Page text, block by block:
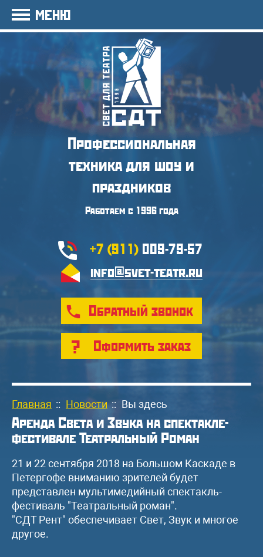
Профессиональная
техника для шоу и
праздников
Работаем с 1996 года
+7 (911) 009-79-57
info@svet-teatr.ru
Обратный звонок
Оформить заказ
Главная :: Новости :: Вы здесь
Аренда Света и Звука на спектакле-
фестивале Театральный Роман
21 и 22 сентября 2018 на Большом Каскаде в
Петергофе вниманию зрителей будет
представлен мультимедийный спектакль-
фестиваль "Театральный роман".
"СДТ Рент" обеспечивает Свет, Звук и многое
другое.
МЕНЮ